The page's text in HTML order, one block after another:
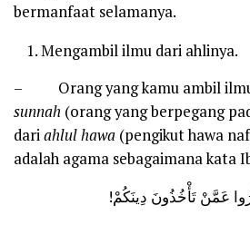
bermanfaat selamanya.
Mengambil ilmu dari ahlinya.
– Orang yang kamu ambil
sunnah (orang yang berpegang
dariahlul hawa (pengikut hawa
adalah agama sebagaimana kata
عَمَّنْ تَأْخُذُونَ دِينَكُمْ!